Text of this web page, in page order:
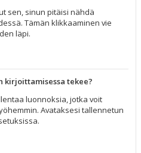
sen, sinun pitäisi nähdä
Tämän klikkaaminen vie
läpi.
kirjoittamisessa tekee?
luonnoksia, jotka voit
Avataksesi tallennetun